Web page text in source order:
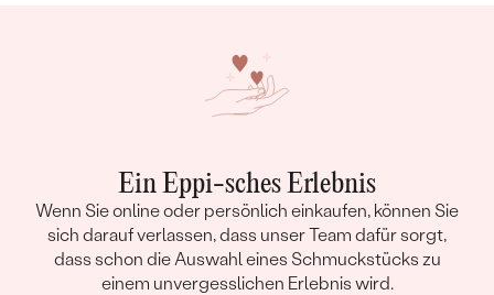
Ein Eppi-sches Erlebnis
Wenn Sie online oder persönlich einkaufen, können Sie
sich darauf verlassen, dass unser Team dafür sorgt,
dass schon die Auswahl eines Schmuckstücks zu
einem unvergesslichen Erlebnis wird.